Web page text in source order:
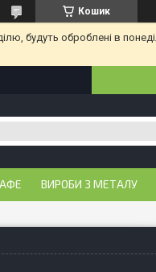
Кошик
будуть оброблені в
ВИРОБИ З МЕТАЛУ